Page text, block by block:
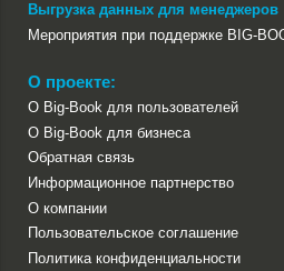
Выгрузка данных для менеджеров
Мероприятия при поддержке BIG-
О проекте:
О Big-Book для пользователей
О Big-Book для бизнеса
Обратная связь
Информационное партнерство
О компании
Пользовательское соглашение
Политика конфиденциальности